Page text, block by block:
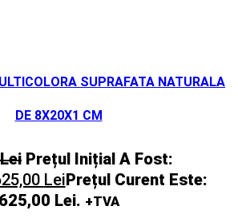
SUPRAFATA NATURALA
DE 8X20X1 CM
Lei Prețul Inițial A Fost:
LeiPrețul Curent Este:
625,00 Lei. +TVA